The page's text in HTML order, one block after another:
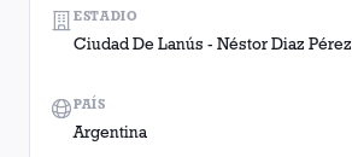
ESTADIO
Ciudad De Lanús - Néstor Diaz Pérez
PAÍS
Argentina